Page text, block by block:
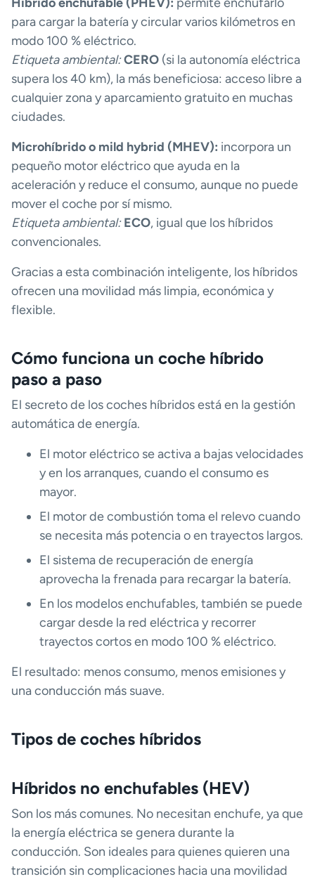
para cargar la batería y circular varios kilómetros en
modo 100 % eléctrico.
Etiqueta ambiental:CERO (si la autonomía eléctrica
supera los 40 km), la más beneficiosa: acceso libre a
cualquier zona y aparcamiento gratuito en muchas
ciudades.
Microhíbrido o mild hybrid (MHEV): incorpora un
pequeño motor eléctrico que ayuda en la
aceleración y reduce el consumo, aunque no puede
mover el coche por sí mismo.
Etiqueta ambiental: ECO, igual que los híbridos
convencionales.
Gracias a esta combinación inteligente, los híbridos
ofrecen una movilidad más limpia, económica y
flexible.
Cómo funciona un coche híbrido
paso a paso
El secreto de los coches híbridos está en la gestión
automática de energía.
El motor eléctrico se activa a bajas velocidades
y en los arranques, cuando el consumo es
mayor.
El motor de combustión toma el relevo cuando
se necesita más potencia o en trayectos largos.
El sistema de recuperación de energía
aprovecha la frenada para recargar la batería.
En los modelos enchufables, también se puede
cargar desde la red eléctrica y recorrer
trayectos cortos en modo 100 % eléctrico.
El resultado: menos consumo, menos emisiones y
una conducción más suave.
Tipos de coches híbridos
Híbridos no enchufables (HEV)
Son los más comunes. No necesitan enchufe, ya que
la energía eléctrica se genera durante la
conducción. Son ideales para quienes quieren una
transición sin complicaciones hacia una movilidad